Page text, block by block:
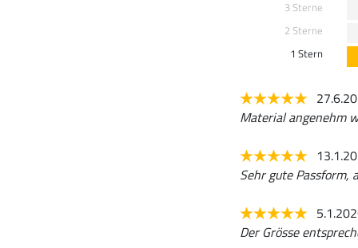
3 Sterne
2 Sterne
1 Stern
Material angenehm
Sehr gute Passform,
Der Grösse